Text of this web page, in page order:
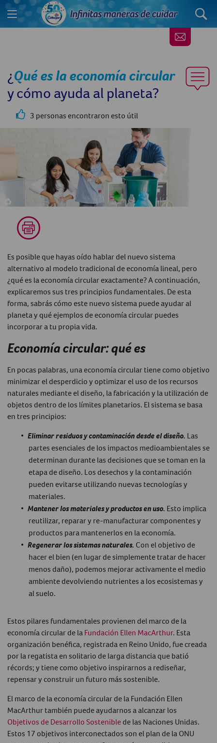
¿Qué es la economía circular
y cómo ayuda al planeta?
3 personas encontraron esto útil
Es posible que hayas oído hablar del nuevo sistema
alternativo al modelo tradicional de economía lineal, pero
¿qué es la economía circular exactamente? A continuación,
explicaremos sus tres principios fundamentales. De esta
forma, sabrás cómo este nuevo sistema puede ayudar al
planeta y qué ejemplos de economía circular puedes
incorporar a tu propia vida.
Economía circular: qué es
En pocas palabras, una economía circular tiene como objetivo
minimizar el desperdicio y optimizar el uso de los recursos
naturales mediante el diseño, la fabricación y la utilización de
objetos dentro de los límites planetarios. El sistema se basa
en tres principios:
Eliminar residuos y contaminación desde el diseño. Las
partes esenciales de los impactos medioambientales se
determinan durante las decisiones que se toman en la
etapa de diseño. Los desechos y la contaminación
pueden evitarse utilizando nuevas tecnologías y
materiales.
Mantener los materiales y productos en uso. Esto implica
reutilizar, reparar y re-manufacturar componentes y
productos para mantenerlos en la economía.
Regenerar los sistemas naturales. Con el objetivo de
hacer el bien (en lugar de simplemente tratar de hacer
menos daño), podemos mejorar activamente el medio
ambiente devolviendo nutrientes a los ecosistemas y
al suelo.
Estos pilares fundamentales provienen del marco de la
economía circular de la Fundación Ellen MacArthur. Esta
organización benéfica, registrada en Reino Unido, fue creada
por la regatista en solitario de larga distancia que batió
récords; y tiene como objetivo inspirarnos a rediseñar,
repensar y construir un futuro más sostenible.
El marco de la economía circular de la Fundación Ellen
MacArthur también puede ayudarnos a alcanzar los
Objetivos de Desarrollo Sosteniblede las Naciones Unidas.
Estos 17 objetivos interconectados son el plan de la ONU